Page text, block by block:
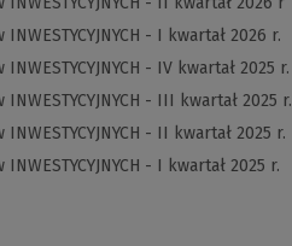
- I kwartał 2026 r.
- IV kwartał 2025 r.
- III kwartał 2025 r.
- II kwartał 2025 r.
- I kwartał 2025 r.